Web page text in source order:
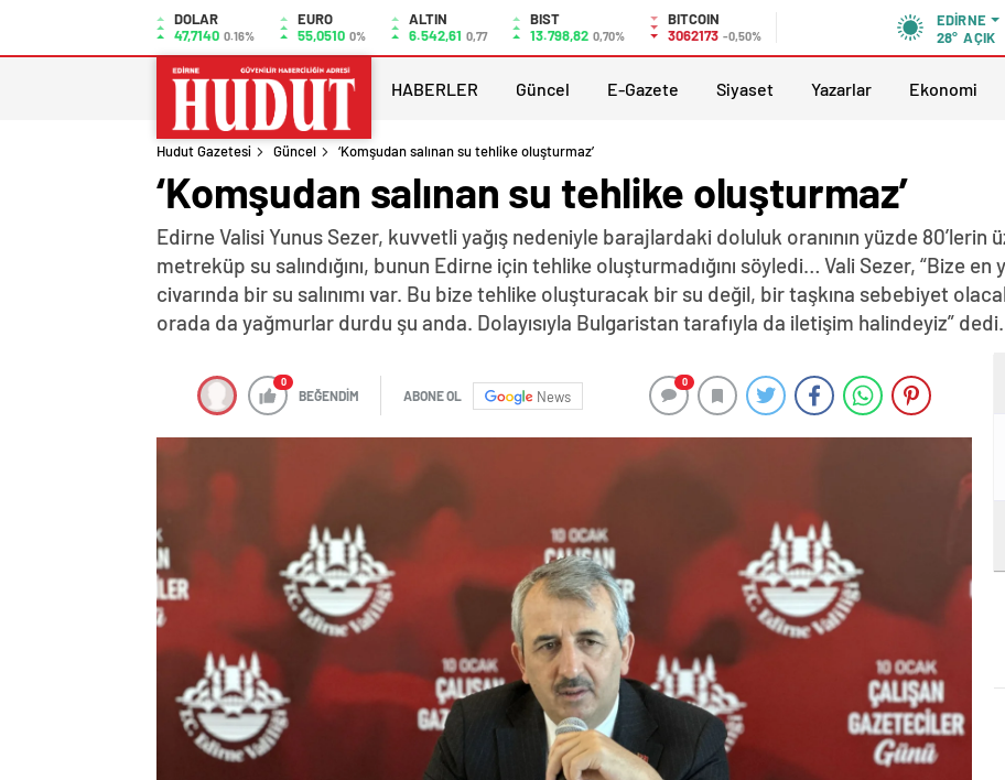
DOLAR
47,7140 0.16%
EURO
55,0510 0%
ALTIN
6.542,61 0,77
BIST
13.798,82 0,70%
BITCOIN
3062173 -0,50%
EDIRNE
28° AÇIK
HABERLER Güncel E-Gazete Siyaset Yazarlar Ekonomi
Hudut Gazetesi Güncel ‘Komşudan salınan su tehlike oluşturmaz’
‘Komşudan salınan su tehlike oluşturmaz’
Edirne Valisi Yunus Sezer, kuvvetli yağış nedeniyle barajlardaki doluluk oranının yüzde 80’lerin
metreküp su salındığını, bunun Edirne için tehlike oluşturmadığını söyledi… Vali Sezer, “Bize
civarında bir su salınımı var. Bu bize tehlike oluşturacak bir su değil, bir taşkına sebebiyet
orada da yağmurlar durdu şu anda. Dolayısıyla Bulgaristan tarafıyla da iletişim halindeyiz”
0
BEĞENDİM ABONE OL News
0